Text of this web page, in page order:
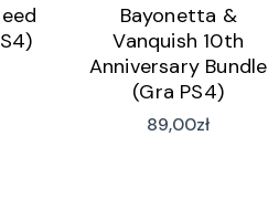
Bayonetta &
Vanquish 10th
Anniversary Bundle
(Gra PS4)
89,00zł